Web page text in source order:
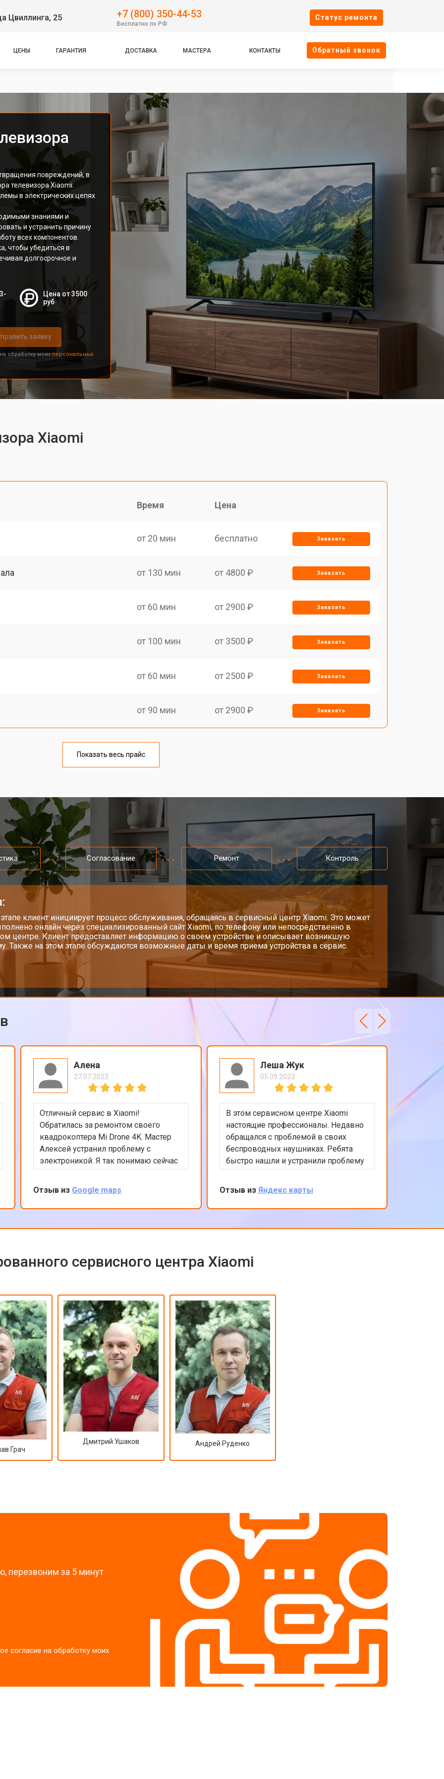
Цвиллинга, 25 +7 (800) 350-44-53
Бесплатно по РФ
Cтатус ремонта
ЦЕНЫ ГАРАНТИЯ ДОСТАВКА МАСТЕРА КОНТАКТЫ Oбратный звонок
повреждений, в
телевизора Xiaomi.
в электрических цепях
знаниями и
и устранить причину
всех компонентов.
чтобы убедиться в
долгосрочное и
Цена от 3500
руб
заявку
обработку моих персональных
Xiaomi
Время Цена
от 20 мин бесплатно Заказать
от 130 мин от 4800 ₽ Заказать
от 60 мин от 2900 ₽ Заказать
от 100 мин от 3500 ₽ Заказать
от 60 мин от 2500 ₽ Заказать
от 90 мин от 2900 ₽ Заказать
от 70 мин
от 50 мин Заказать
от 80 мин от 2600 ₽ Заказать
от 70 мин от 3500 ₽ Заказать
от 130 мин от 5200 ₽ Заказать
от 60 мин от 3100 ₽ Заказать
от 5500 ₽
от 80 мин от 4800 ₽ Заказать
Показать весь прайс
Согласование Ремонт Контроль
клиент инициирует процесс обслуживания, обращаясь в сервисный центр Xiaomi. Это может
онлайн через специализированный сайт Xiaomi, по телефону или непосредственно в
центре. Клиент предоставляет информацию о своем устройстве и описывает возникшую
Также на этом этапе обсуждаются возможные даты и время приема устройства в сервис.
Алена
27.07.2023
Отличный сервис в Xiaomi!
Обратилась за ремонтом своего
квадрокоптера Mi Drone 4K. Мастер
Алексей устранил проблему с
электроникой. Я так понимаю сейчас
квадрокоптеры часто в сервсиы
прилетают на ремонт и цены на них
взлетели ай-ай. Вообще в сервисе
все было сделано быстро и
приемлемой с учетом нынешних цен
технику!
Отзыв из Google maps
Леша Жук
05.09.2023
В этом сервисном центре Xiaomi
настоящие профессионалы. Недавно
обращался с проблемой в своих
беспроводных наушниках. Ребята
быстро нашли и устранили проблему
с подключением. Цены адекватные,
обслуживание на высоком уровне.
Отзыв из Яндекс карты
сервисного центра Xiaomi
Грач
Дмитрий Ушаков Андрей Руденко
перезвоним за 5 минут
согласие на обработку моих